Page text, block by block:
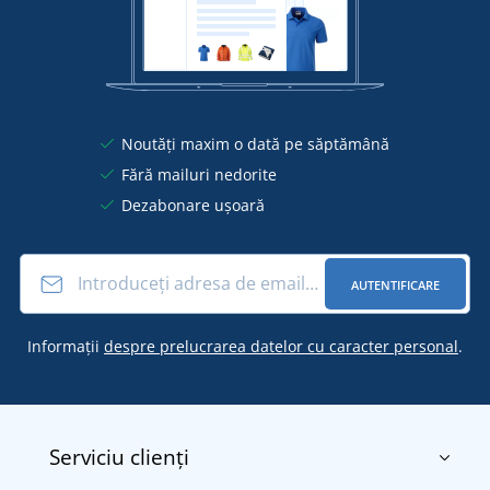
Noutăți maxim o dată pe săptămână
Fără mailuri nedorite
Dezabonare ușoară
AUTENTIFICARE
Informații despre prelucrarea datelor cu caracter personal.
Serviciu clienți